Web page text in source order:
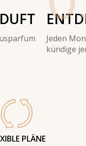
Jeden
kündige
PLÄNE